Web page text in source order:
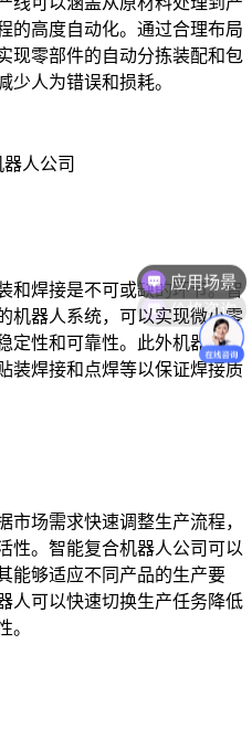
的高度自动化。通过合理布局
现零部件的自动分拣装配和包
少人为错误和损耗。
和焊接是不可或缺的环节。智
机器人系统，可以实现微小零
定性和可靠性。此外机器人还
装焊接和点焊等以保证焊接质
市场需求快速调整生产流程，
性。智能复合机器人公司可以
能够适应不同产品的生产要
人可以快速切换生产任务降低
。
价格咨询